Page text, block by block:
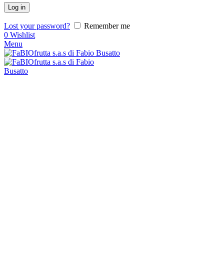
Log in
Lost your password?
Remember me
0 Wishlist
Menu